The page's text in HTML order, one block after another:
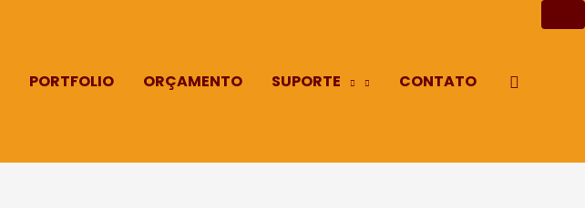
PORTFOLIO ORÇAMENTO SUPORTE CONTATO